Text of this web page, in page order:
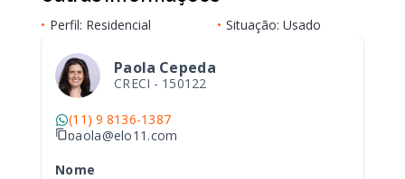
• Perfil: Residencial • Situação: Usado
Paola Cepeda
CRECI - 150122
(11) 9 8136-1387
paola@elo11.com
Nome